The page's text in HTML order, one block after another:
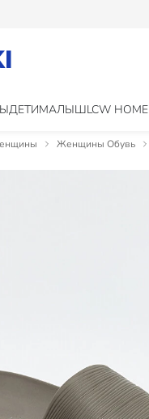
ДЕТИМАЛЫШLCW HOME
Женщины Обувь